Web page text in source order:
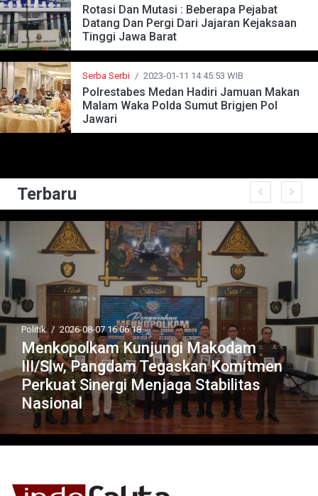
Rotasi Dan Mutasi : Beberapa Pejabat
Datang Dan Pergi Dari Jajaran Kejaksaan
Tinggi Jawa Barat
Serba Serbi / 2023-01-11 14:45:53 WIB
Polrestabes Medan Hadiri Jamuan Makan
Malam Waka Polda Sumut Brigjen Pol
Jawari
Terbaru
Politik / 2026-08-07 16:06:18
Menkopolkam Kunjungi Makodam
III/Slw, Pangdam Tegaskan Komitmen
Perkuat Sinergi Menjaga Stabilitas
Nasional